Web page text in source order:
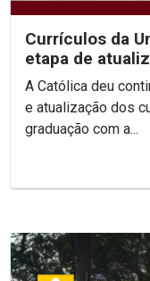
Currículos da
etapa de
competências
A Católica deu
e atualização dos
graduação com a...